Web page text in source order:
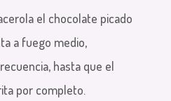
el chocolate picado
a fuego medio,
hasta que el
por completo.